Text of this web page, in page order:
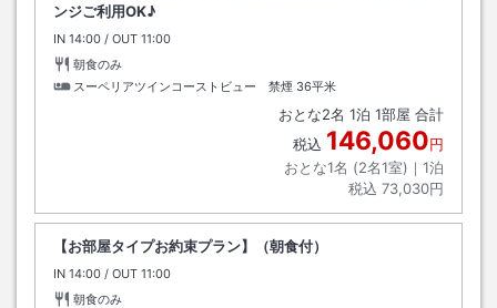
ンジご利用OK♪
IN チェックイン
14:00 / OUT チェックアウト
11:00
朝食のみ
スーペリアツインコーストビュー 禁煙 36平米
おとな2名 1泊 1部屋 合計
税込 146,060円
おとな1名 (2名1室)｜ 1泊
税込 73,030円
【お部屋タイプお約束プラン】（朝食付）
IN チェックイン
14:00 / OUT チェックアウト
11:00
朝食のみ